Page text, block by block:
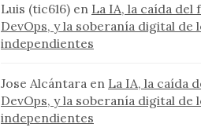
Luis (tic616) en La IA, la caída del
DevOps, y la soberanía digital de
independientes
Jose Alcántara en La IA, la caída
DevOps, y la soberanía digital de
independientes